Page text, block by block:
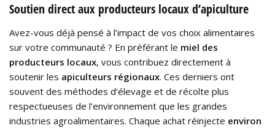
Soutien direct aux producteurs locaux d’apiculture
Avez-vous déjà pensé à l’impact de vos choix alimentaires
sur votre communauté ? En préférant le miel des
producteurs locaux, vous contribuez directement à
soutenir les apiculteurs régionaux. Ces derniers ont
souvent des méthodes d’élevage et de récolte plus
respectueuses de l’environnement que les grandes
industries agroalimentaires. Chaque achat réinjecte environ